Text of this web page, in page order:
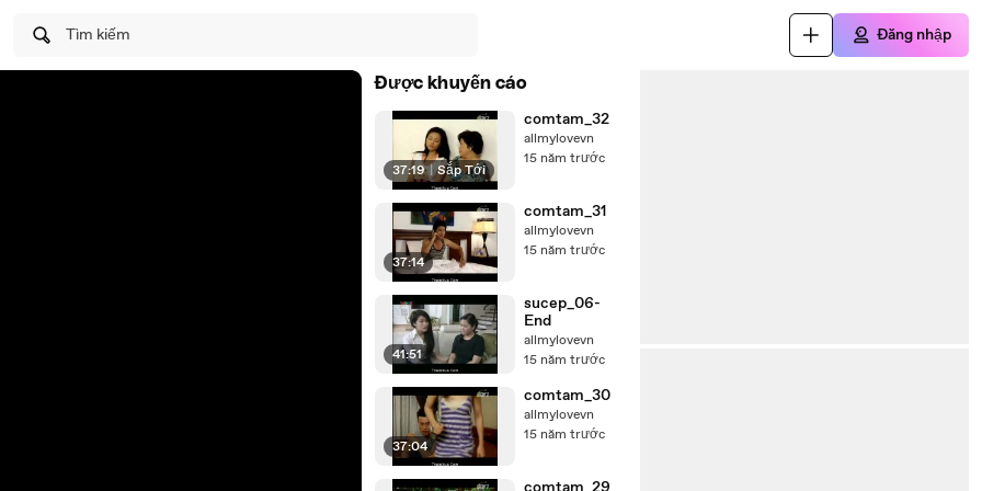
Tìm kiếm Đăng nhập
Được khuyến cáo
37:19 | Sắp Tới
comtam_32
allmylovevn
15 năm trước
37:14
comtam_31
allmylovevn
15 năm trước
41:51
sucep_06-
End
allmylovevn
15 năm trước
37:04
comtam_30
allmylovevn
15 năm trước